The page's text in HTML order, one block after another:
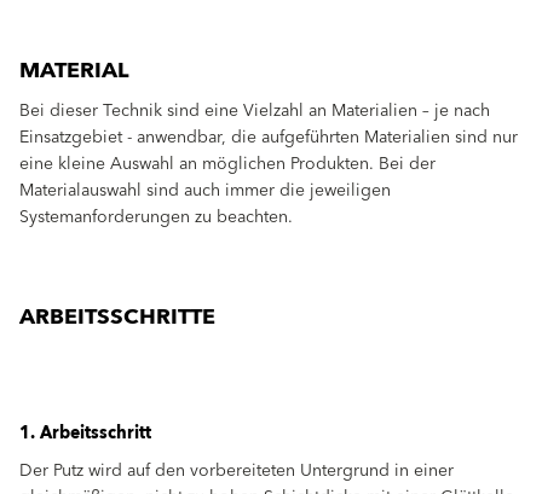
MATERIAL
Bei dieser Technik sind eine Vielzahl an Materialien – je nach
Einsatzgebiet - anwendbar, die aufgeführten Materialien sind nur
eine kleine Auswahl an möglichen Produkten. Bei der
Materialauswahl sind auch immer die jeweiligen
Systemanforderungen zu beachten.
ARBEITSSCHRITTE
1. Arbeitsschritt
Der Putz wird auf den vorbereiteten Untergrund in einer